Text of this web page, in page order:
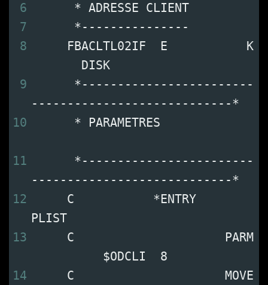
6
* ADRESSE CLIENT
7
*---------------
8
FBACLTL02IF  E           K
DISK
9
*------------------------
----------------------------*
10
* PARAMETRES
11
*------------------------
----------------------------*
12
C           *ENTRY
13
C                     PARM
$ODCLI  8
14
C                     MOVE